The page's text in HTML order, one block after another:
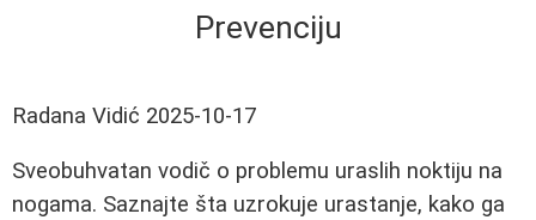
Prevenciju
Radana Vidić 2025-10-17
Sveobuhvatan vodič o problemu uraslih noktiju na
nogama. Saznajte šta uzrokuje urastanje, kako ga